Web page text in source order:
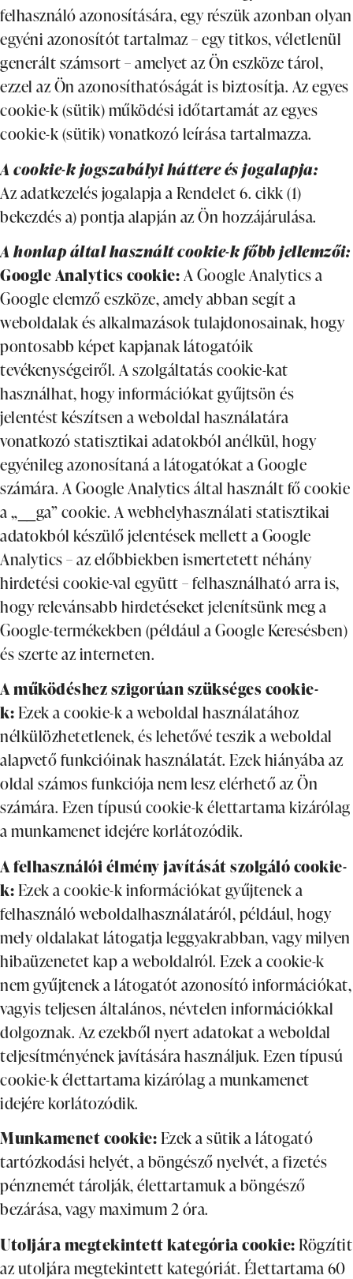
felhasználó azonosítására, egy részük azonban olyan
egyéni azonosítót tartalmaz – egy titkos, véletlenül
generált számsort – amelyet az Ön eszköze tárol,
ezzel az Ön azonosíthatóságát is biztosítja. Az egyes
cookie-k (sütik) működési időtartamát az egyes
cookie-k (sütik) vonatkozó leírása tartalmazza.
A cookie-k jogszabályi háttere és jogalapja:
Az adatkezelés jogalapja a Rendelet 6. cikk (1)
bekezdés a) pontja alapján az Ön hozzájárulása.
A honlap által használt cookie-k főbb jellemzői:
Google Analytics cookie: A Google Analytics a
Google elemző eszköze, amely abban segít a
weboldalak és alkalmazások tulajdonosainak, hogy
pontosabb képet kapjanak látogatóik
tevékenységeiről. A szolgáltatás cookie-kat
használhat, hogy információkat gyűjtsön és
jelentést készítsen a weboldal használatára
vonatkozó statisztikai adatokból anélkül, hogy
egyénileg azonosítaná a látogatókat a Google
számára. A Google Analytics által használt fő cookie
a „__ga” cookie. A webhelyhasználati statisztikai
adatokból készülő jelentések mellett a Google
Analytics – az előbbiekben ismertetett néhány
hirdetési cookie-val együtt – felhasználható arra is,
hogy relevánsabb hirdetéseket jelenítsünk meg a
Google-termékekben (például a Google Keresésben)
és szerte az interneten.
A működéshez szigorúan szükséges cookie-
k:Ezek a cookie-k a weboldal használatához
nélkülözhetetlenek, és lehetővé teszik a weboldal
alapvető funkcióinak használatát. Ezek hiányába az
oldal számos funkciója nem lesz elérhető az Ön
számára. Ezen típusú cookie-k élettartama kizárólag
a munkamenet idejére korlátozódik.
A felhasználói élmény javítását szolgáló cookie-
k:Ezek a cookie-k információkat gyűjtenek a
felhasználó weboldalhasználatáról, például, hogy
mely oldalakat látogatja leggyakrabban, vagy milyen
hibaüzenetet kap a weboldalról. Ezek a cookie-k
nem gyűjtenek a látogatót azonosító információkat,
vagyis teljesen általános, névtelen információkkal
dolgoznak. Az ezekből nyert adatokat a weboldal
teljesítményének javítására használjuk. Ezen típusú
cookie-k élettartama kizárólag a munkamenet
idejére korlátozódik.
Munkamenet cookie:Ezek a sütik a látogató
tartózkodási helyét, a böngésző nyelvét, a fizetés
pénznemét tárolják, élettartamuk a böngésző
bezárása, vagy maximum 2 óra.
Utoljára megtekintett kategória cookie:Rögzítit
az utoljára megtekintett kategóriát. Élettartama 60